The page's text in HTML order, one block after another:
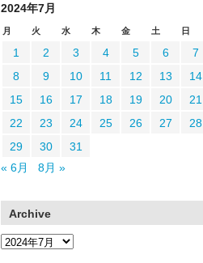
2024年7月
月 火 水 木 金 土 日
1 2 3 4 5 6
7
8
9 10 11 12 13
14
15
16 17 18 19 20
21
22
23 24 25 26 27
28
29
30
31
« 6月
8月 »
Archive
Archive